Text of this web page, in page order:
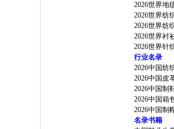
2026世界地
2026世界纺
2026世界纺
2026世界衬
2026世界针
行业名录
2026中国纺
2026中国皮
2026中国制
2026中国箱
2026中国制
名录书籍